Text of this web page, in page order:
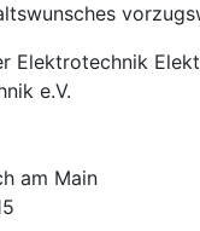
Elektrotechnik
e.V.
am Main